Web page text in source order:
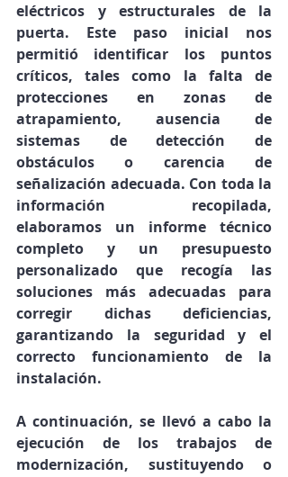
eléctricos y estructurales de la
puerta. Este paso inicial nos
permitió identificar los puntos
críticos, tales como la falta de
protecciones en zonas de
atrapamiento, ausencia de
sistemas de detección de
obstáculos o carencia de
señalización adecuada. Con toda la
información recopilada,
elaboramos un informe técnico
completo y un presupuesto
personalizado que recogía las
soluciones más adecuadas para
corregir dichas deficiencias,
garantizando la seguridad y el
correcto funcionamiento de la
instalación.
ejecución de los trabajos de
modernización, sustituyendo o